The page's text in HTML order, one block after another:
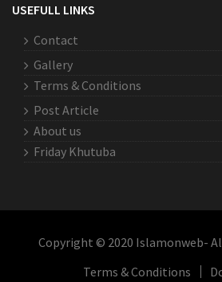
USEFULL LINKS
Contact
Gallery
Terms & Conditions
Post Article
About us
Friday Khutuba
Copyright © 2020 Islamonweb-
Terms & Conditions